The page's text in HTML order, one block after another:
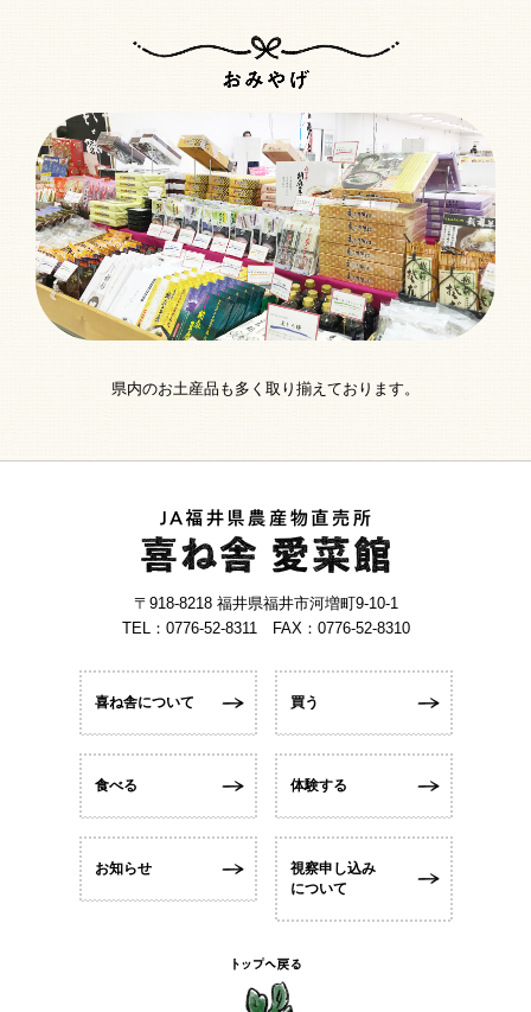
県内のお土産品も多く取り揃えております。
〒918-8218 福井県福井市河増町9-10-1
TEL：0776-52-8311 FAX：0776-52-8310
喜ね舎について 買う
食べる 体験する
お知らせ
視察申し込み
について